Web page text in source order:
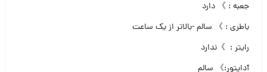
جعبه : 》 دارد
باطری : 》 سالم -بالاتر از یک ساعت
رایتر : 》ندارد
آداپتور:》 سالم